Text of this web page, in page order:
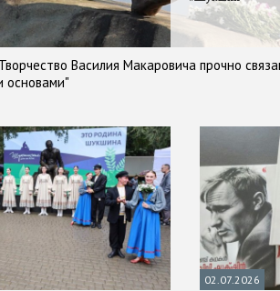
Василия Макаровича прочно
основами"
02.07.2026